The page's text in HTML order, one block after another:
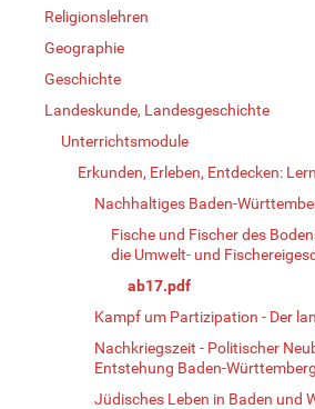
Religionslehren
Geographie
Geschichte
Landeskunde, Landesgeschichte
Unterrichtsmodule
Erkunden, Erleben, Entdecken:
Nachhaltiges Baden-
Fische und Fischer des
die Umwelt- und
ab17.pdf
Kampf um Partizipation - Der
Nachkriegszeit - Politischer
Entstehung Baden-
Jüdisches Leben in Baden und